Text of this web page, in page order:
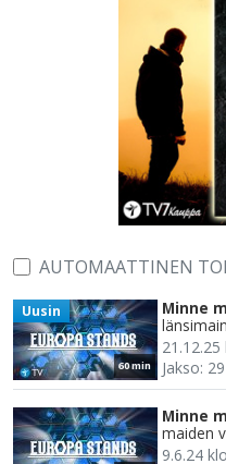
AUTOMAATTINEN
60 min
Uusin Minne
Jakso: 29
Minne
maiden
9.6.24